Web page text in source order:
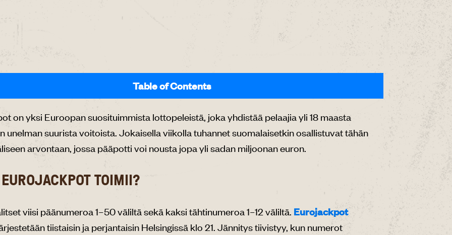
Table of Contents
on yksi Euroopan suosituimmista lottopeleistä, joka yhdistää pelaajia yli 18 maasta
unelman suurista voitoista. Jokaisella viikolla tuhannet suomalaisetkin osallistuvat tähän
arvontaan, jossa pääpotti voi nousta jopa yli sadan miljoonan euron.
TOIMII?
viisi päänumeroa 1–50 väliltä sekä kaksi tähtinumeroa 1–12 väliltä. Eurojackpot
tiistaisin ja perjantaisin Helsingissä klo 21. Jännitys tiivistyy, kun numerot